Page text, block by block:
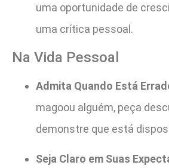
uma oportunidade de
uma crítica pessoal.
Na Vida Pessoal
Admita Quando Está
magoou alguém, peça
demonstre que está
Seja Claro em Suas